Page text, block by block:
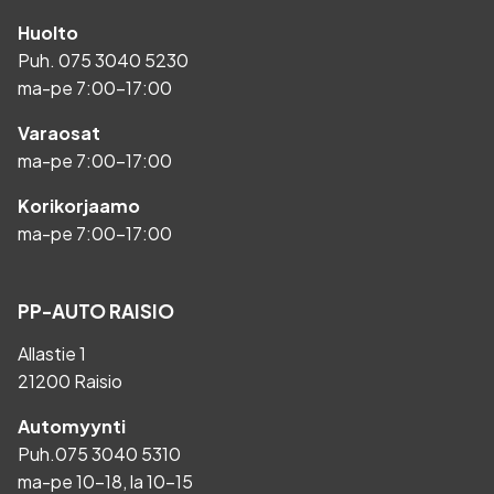
Huolto
Puh. 075 3040 5230
ma-pe 7:00-17:00
Varaosat
ma-pe 7:00-17:00
Korikorjaamo
ma-pe 7:00-17:00
PP-AUTO RAISIO
Allastie 1
21200 Raisio
Automyynti
Puh.075 3040 5310
ma-pe 10-18, la 10-15